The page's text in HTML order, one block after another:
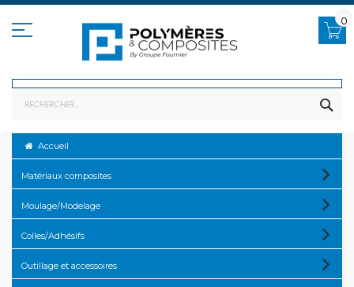
Allez
contenu
0
Accueil
Matériaux composites
Moulage/Modelage
Colles/Adhésifs
Outillage et accessoires